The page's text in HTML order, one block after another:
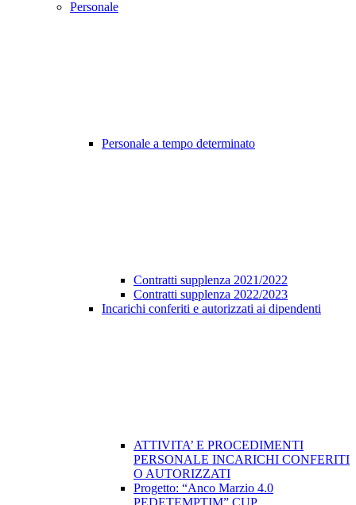
Personale
Personale a tempo determinato
Contratti supplenza 2021/2022
Contratti supplenza 2022/2023
Incarichi conferiti e autorizzati ai dipendenti
ATTIVITA’ E PROCEDIMENTI
PERSONALE INCARICHI CONFERITI
O AUTORIZZATI
Progetto: “Anco Marzio 4.0